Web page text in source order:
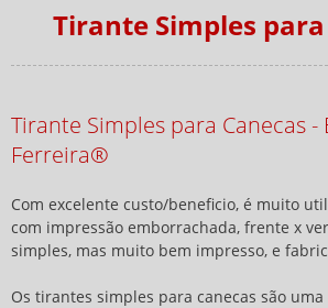
Tirante Simples para
Tirante Simples para Canecas -
Ferreira®
Com excelente custo/beneficio, é muito
com impressão emborrachada, frente x
simples, mas muito bem impresso, e
Os tirantes simples para canecas são